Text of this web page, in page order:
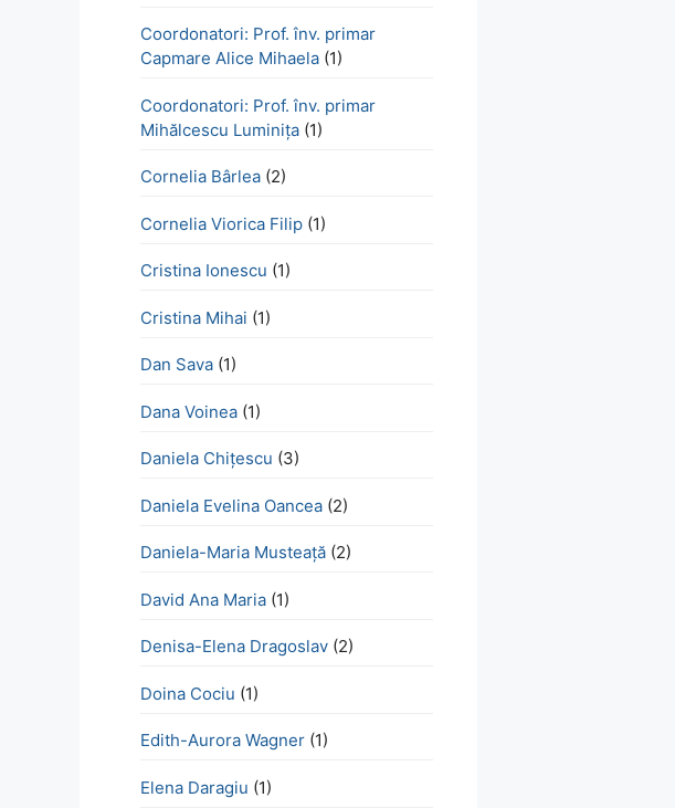
Coordonatori: Prof. înv. primar
Capmare Alice Mihaela (1)
Coordonatori: Prof. înv. primar
Mihălcescu Luminița (1)
Cornelia Bârlea (2)
Cornelia Viorica Filip (1)
Cristina Ionescu (1)
Cristina Mihai (1)
Dan Sava (1)
Dana Voinea (1)
Daniela Chițescu (3)
Daniela Evelina Oancea (2)
Daniela-Maria Musteață (2)
David Ana Maria (1)
Denisa-Elena Dragoslav (2)
Doina Cociu (1)
Edith-Aurora Wagner (1)
Elena Daragiu (1)